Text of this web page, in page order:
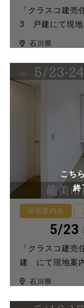
「クラスコ建売
3 戸建にて現地
石川県
現地案内会
5/23
「クラスコ建
建 にて現地案
石川県
こち
終